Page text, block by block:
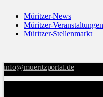
Müritzer-News
Müritzer-Veranstaltungen
Müritzer-Stellenmarkt
info@mueritzportal.de